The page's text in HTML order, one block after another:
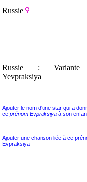
Russie
Russie :
Yevpraksiya
Ajouter le nom d'une star qui a
ce prénom Evpraksiyaà son
Ajouter une chanson liée à ce
Evpraksiya